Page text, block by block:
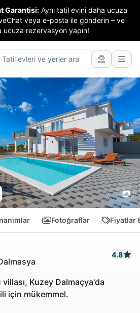
Garantisi: Aynı tatil evini daha ucuza
veya e-posta ile gönderin – ve
ucuza rezervasyon yapın!
Fotoğraflar Fiyatlar
4.8
Kuzey Dalmaçya'da
için mükemmel.